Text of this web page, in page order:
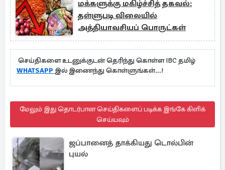
மக்களுக்கு மகிழ்ச்சித் தகவல்:
தள்ளுபடி விலையில்
அத்தியாவசியப் பொருட்கள்
செய்திகளை உடனுக்குடன் தெரிந்து கொள்ள IBC தமிழ்
WHATSAPP இல் இணைந்து கொள்ளுங்கள்...!
மேலும் இது தொடர்பான செய்திகளைப் படிக்க இங்கே கிளிக்
செய்யவும்
ஜப்பானைத் தாக்கியது டொல்பின்
புயல்